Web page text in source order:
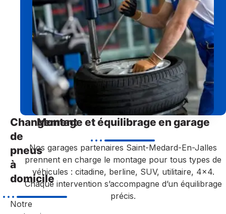
Changement
de
pneus
à
domicile
Notre
Montage et équilibrage en garage
Nos garages partenaires Saint-Medard-En-Jalles
prennent en charge le montage pour tous types de
véhicules : citadine, berline, SUV, utilitaire, 4×4.
Chaque intervention s’accompagne d’un équilibrage
précis.